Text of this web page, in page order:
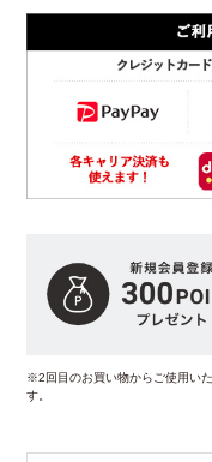
※2回目のお買い物からご使用い
す。